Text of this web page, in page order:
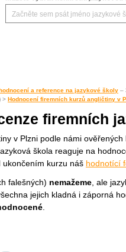
a reference na jazykové školy –
> Hodnocení firemních kurzů angličtiny v
firemních
v Plzni podle námi
škola reaguje na
kurzu náš hodnotící
falešných) nemažeme , ale
jejich kladná i záporná